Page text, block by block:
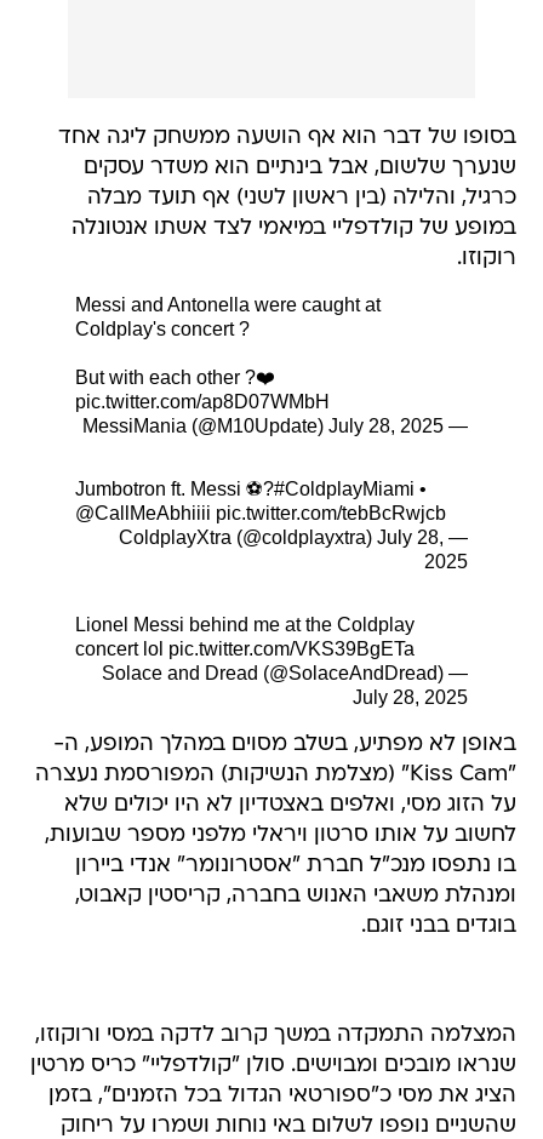
בסופו של דבר הוא אף הושעה ממשחק ליגה אחד
שנערך שלשום, אבל בינתיים הוא משדר עסקים
כרגיל, והלילה (בין ראשון לשני) אף תועד מבלה
במופע של קולדפליי במיאמי לצד אשתו אנטונלה
רוקוזו.
Messi and Antonella were caught at
Coldplay's concert ?
But with each other ?❤️
pic.twitter.com/ap8D07WMbH
— MessiMania (@M10Update)
July 28, 2025
Jumbotron ft. Messi ⚽️?#ColdplayMiami •
@CallMeAbhiiii pic.twitter.com/tebBcRwjcb
— ColdplayXtra (@coldplayxtra)
July 28,
2025
Lionel Messi behind me at the Coldplay
concert lol pic.twitter.com/VKS39BgETa
— Solace and Dread (@SolaceAndDread)
July 28, 2025
באופן לא מפתיע, בשלב מסוים במהלך המופע, ה-
"Kiss Cam" (מצלמת הנשיקות) המפורסמת נעצרה
על הזוג מסי, ואלפים באצטדיון לא היו יכולים שלא
לחשוב על אותו סרטון ויראלי מלפני מספר שבועות,
בו נתפסו מנכ"ל חברת "אסטרונומר" אנדי ביירון
ומנהלת משאבי האנוש בחברה, קריסטין קאבוט,
בוגדים בבני זוגם.
המצלמה התמקדה במשך קרוב לדקה במסי ורוקוזו,
שנראו מובכים ומבוישים. סולן "קולדפליי" כריס מרטין
הציג את מסי כ"ספורטאי הגדול בכל הזמנים", בזמן
שהשניים נופפו לשלום באי נוחות ושמרו על ריחוק